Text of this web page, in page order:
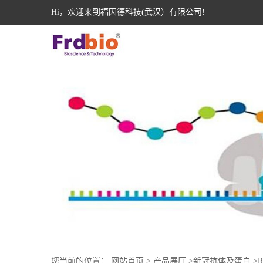
Hi，欢迎来到福因德科技(武汉）有限公司!
您当前的位置： 网站首页 > 产品展厅 >新冠抗体及蛋白 >